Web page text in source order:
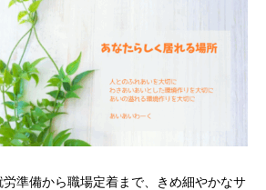
準備から職場定着まで、きめ細やかなサ